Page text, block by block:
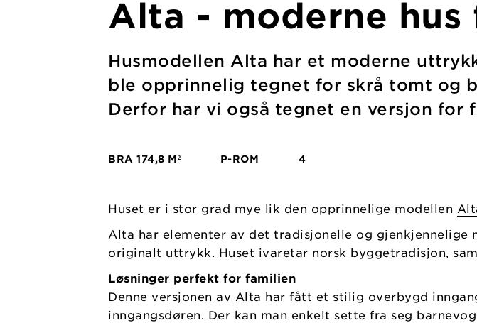
Alta - moderne
Husmodellen Alta har et moderne
ble opprinnelig tegnet for skrå tomt og
Derfor har vi også tegnet en versjon for
BRA 174,8 M² P-ROM 4
Huset er i stor grad mye lik den opprinnelige modellen
Alta har elementer av det tradisjonelle og gjenkjennelige
originalt uttrykk. Huset ivaretar norsk byggetradisjon,
Løsninger perfekt for familien
Denne versjonen av Alta har fått et stilig overbygd
inngangsdøren. Der kan man enkelt sette fra seg